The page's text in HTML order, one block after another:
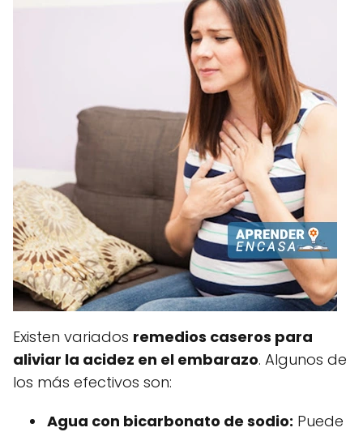
Existen variados remedios caseros para
aliviar la acidez en el embarazo. Algunos de
los más efectivos son:
Agua con bicarbonato de sodio: Puede